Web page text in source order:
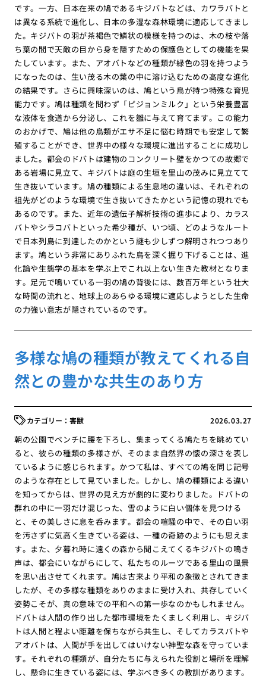
です。一方、日本在来の鳩であるキジバトなどは、カワラバトと
は異なる系統で進化し、日本の多湿な森林環境に適応してきまし
た。キジバトの羽が茶褐色で鱗状の模様を持つのは、木の枝や落
ち葉の間で天敵の目から身を隠すための保護色としての機能を果
たしています。また、アオバトなどの種類が緑色の羽を持つよう
になったのは、生い茂る木の葉の中に溶け込むための高度な進化
の結果です。さらに興味深いのは、鳩という鳥が持つ特殊な育児
能力です。鳩は種類を問わず「ピジョンミルク」という栄養豊富
な液体を食道から分泌し、これを雛に与えて育てます。この能力
のおかげで、鳩は他の鳥類がエサ不足に悩む時期でも安定して繁
殖することができ、世界中の様々な環境に進出することに成功し
ました。都会のドバトは建物のコンクリート壁をかつての故郷で
ある岩場に見立て、キジバトは庭の生垣を里山の茂みに見立てて
生き抜いています。鳩の種類による生息地の違いは、それぞれの
祖先がどのような環境で生き抜いてきたかという記憶の現れでも
あるのです。また、近年の遺伝子解析技術の進歩により、カラス
バトやシラコバトといった希少種が、いつ頃、どのようなルート
で日本列島に到達したのかという謎も少しずつ解明されつつあり
ます。鳩という非常にありふれた鳥を深く掘り下げることは、進
化論や生態学の基本を学ぶ上でこれ以上ない生きた教材となりま
す。足元で鳴いている一羽の鳩の背後には、数百万年という壮大
な時間の流れと、地球上のあらゆる環境に適応しようとした生命
の力強い意志が隠されているのです。
多様な鳩の種類が教えてくれる自
然との豊かな共生のあり方
2026.03.27
害獣
朝の公園でベンチに腰を下ろし、集まってくる鳩たちを眺めてい
ると、彼らの種類の多様さが、そのまま自然界の懐の深さを表し
ているように感じられます。かつて私は、すべての鳩を同じ記号
のような存在として見ていました。しかし、鳩の種類による違い
を知ってからは、世界の見え方が劇的に変わりました。ドバトの
群れの中に一羽だけ混じった、雪のように白い個体を見つける
と、その美しさに息を呑みます。都会の喧騒の中で、その白い羽
を汚さずに気高く生きている姿は、一種の奇跡のようにも思えま
す。また、夕暮れ時に遠くの森から聞こえてくるキジバトの鳴き
声は、都会にいながらにして、私たちのルーツである里山の風景
を思い出させてくれます。鳩は古来より平和の象徴とされてきま
したが、その多様な種類をありのままに受け入れ、共存していく
姿勢こそが、真の意味での平和への第一歩なのかもしれません。
ドバトは人間の作り出した都市環境をたくましく利用し、キジバ
トは人間と程よい距離を保ちながら共生し、そしてカラスバトや
アオバトは、人間が手を出してはいけない神聖な森を守っていま
す。それぞれの種類が、自分たちに与えられた役割と場所を理解
し、懸命に生きている姿には、学ぶべき多くの教訓があります。